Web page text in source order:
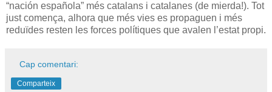
“nación española” més catalans i catalanes (de mierda!). Tot
just comença, alhora que més vies es propaguen i més
reduïdes resten les forces polítiques que avalen l’estat propi.
Cap comentari:
Comparteix